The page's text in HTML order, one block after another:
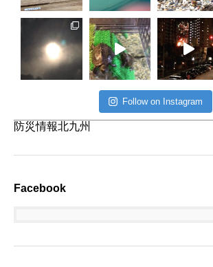
Follow on Instagram
防災情報北九州
Facebook